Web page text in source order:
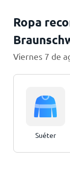
Ropa
Viernes 7 de
Suéter